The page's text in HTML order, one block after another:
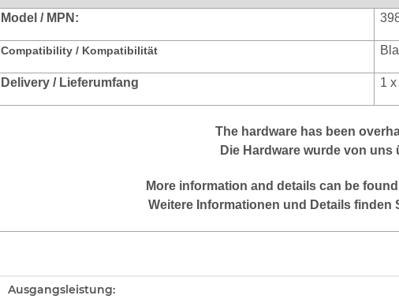
Model / MPN:
Compatibility / Kompatibilität
Delivery / Lieferumfang 1
The hardware has been
Die Hardware wurde von
More information and details can be
Weitere Informationen und Details finden
Produkteigenschaft
Wert
Ausgangsleistung: